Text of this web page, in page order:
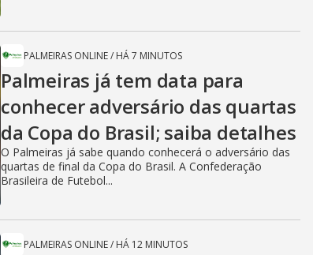
PALMEIRAS ONLINE/ HÁ 7 MINUTOS
Palmeiras já tem data para
conhecer adversário das quartas
da Copa do Brasil; saiba detalhes
O Palmeiras já sabe quando conhecerá o adversário das
quartas de final da Copa do Brasil. A Confederação
Brasileira de Futebol...
PALMEIRAS ONLINE/ HÁ 12 MINUTOS